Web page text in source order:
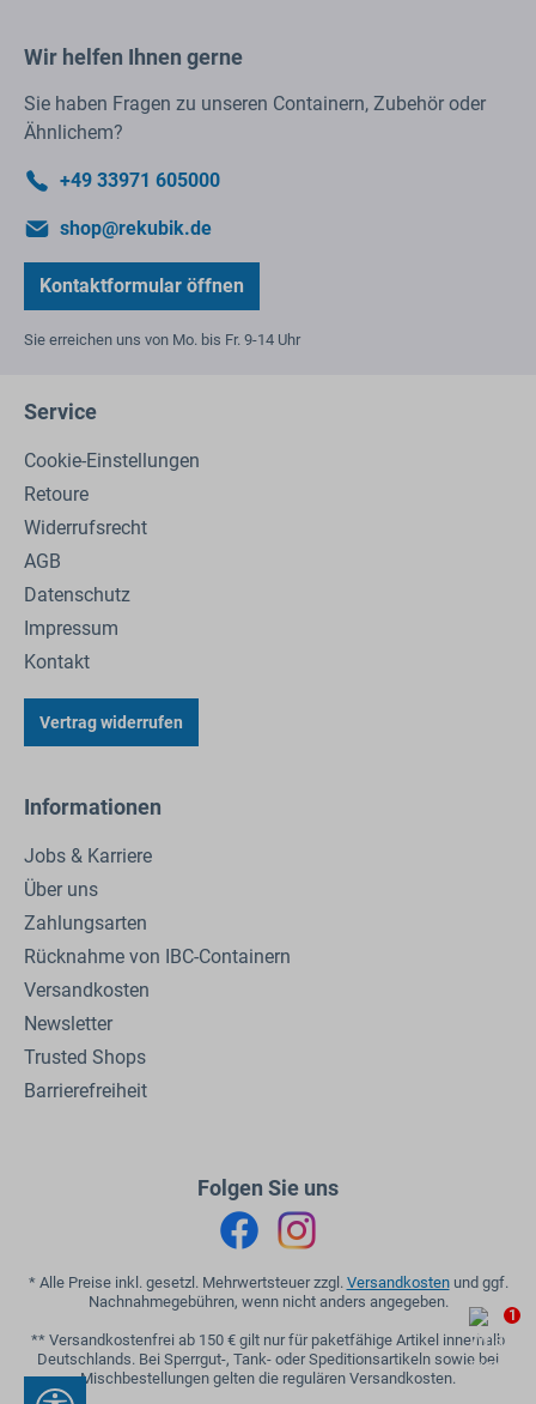
Wir helfen Ihnen gerne
Sie haben Fragen zu unseren Containern, Zubehör oder
Ähnlichem?
+49 33971 605000
shop@rekubik.de
Kontaktformular öffnen
Sie erreichen uns von Mo. bis Fr. 9-14 Uhr
Service
Cookie-Einstellungen
Retoure
Widerrufsrecht
AGB
Datenschutz
Impressum
Kontakt
Vertrag widerrufen
Informationen
Jobs & Karriere
Über uns
Zahlungsarten
Rücknahme von IBC-Containern
Versandkosten
Newsletter
Trusted Shops
Barrierefreiheit
Folgen Sie uns
* Alle Preise inkl. gesetzl. Mehrwertsteuer zzgl. Versandkostenund ggf.
Nachnahmegebühren, wenn nicht anders angegeben.
** Versandkostenfrei ab 150 € gilt nur für paketfähige Artikel innerhalb
Deutschlands. Bei Sperrgut-, Tank- oder Speditionsartikeln sowie bei
Mischbestellungen gelten die regulären Versandkosten.
1